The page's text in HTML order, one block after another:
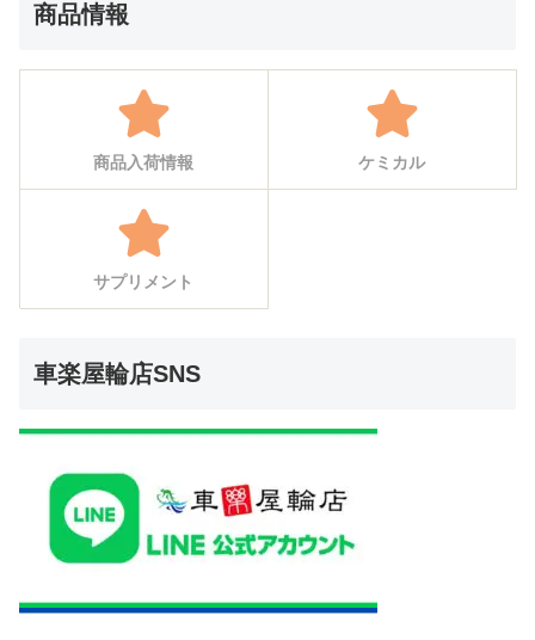
商品情報
商品入荷情報 ケミカル
サプリメント
車楽屋輪店SNS